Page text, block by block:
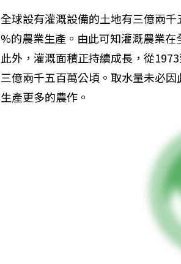
全球設有灌溉設備的土地有三億兩
%的農業生產。由此可知灌溉農業
此外，灌溉面積正持續成長，從
三億兩千五百萬公頃。取水量未必
生產更多的農作。